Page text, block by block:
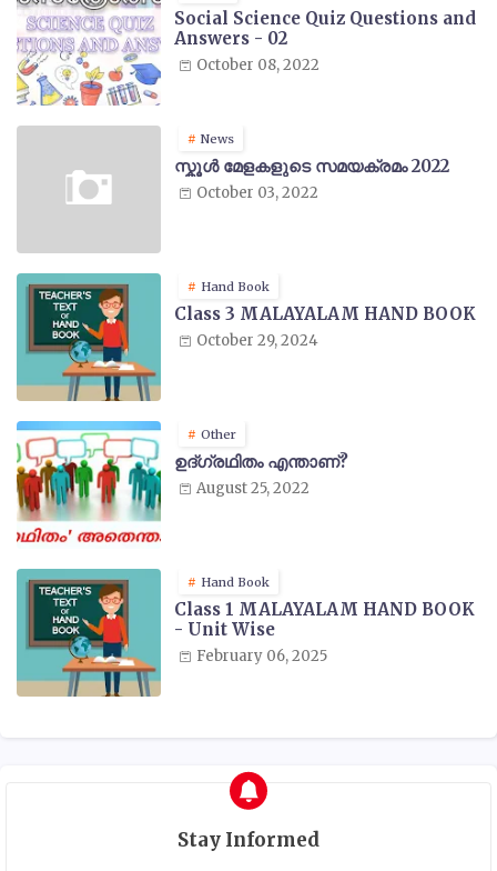
Social Science Quiz Questions and
Answers - 02
October 08, 2022
News
സ്കൂൾ മേളകളുടെ സമയക്രമം 2022
October 03, 2022
Hand Book
Class 3 MALAYALAM HAND BOOK
October 29, 2024
Other
ഉദ്ഗ്രഥിതം എന്താണ്?
August 25, 2022
Hand Book
Class 1 MALAYALAM HAND BOOK
- Unit Wise
February 06, 2025
Stay Informed